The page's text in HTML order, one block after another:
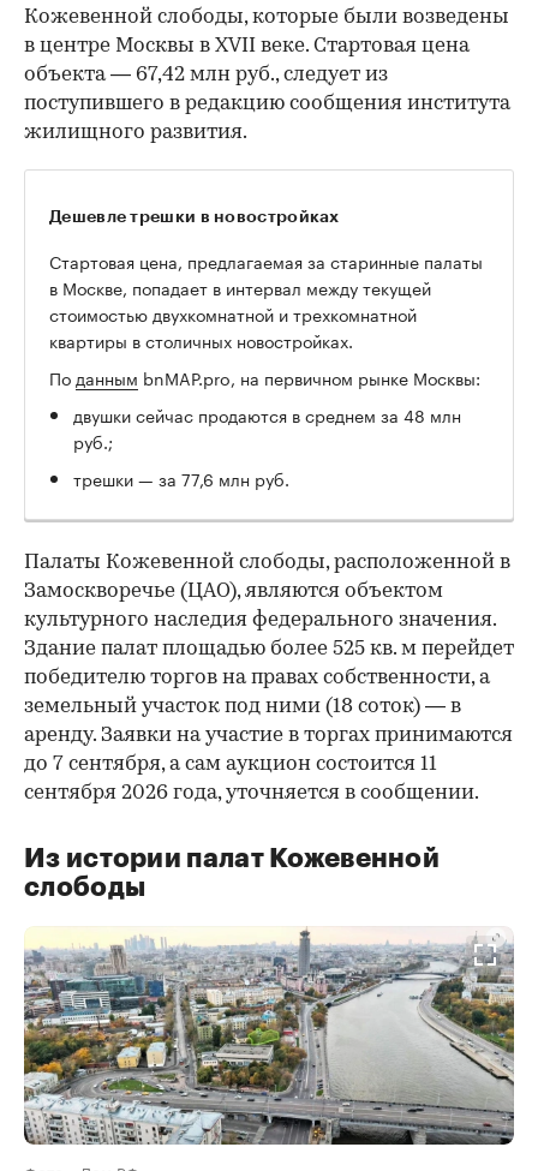
Кожевенной слободы, которые были возведены
в центре Москвы в XVII веке. Стартовая цена
объекта — 67,42 млн руб., следует из
поступившего в редакцию сообщения института
жилищного развития.
Дешевле трешки в новостройках
Стартовая цена, предлагаемая за старинные палаты
в Москве, попадает в интервал между текущей
стоимостью двухкомнатной и трехкомнатной
квартиры в столичных новостройках.
По данным bnMAP.pro, на первичном рынке Москвы:
двушки сейчас продаются в среднем за 48 млн
руб.;
трешки — за 77,6 млн руб.
Палаты Кожевенной слободы, расположенной в
Замоскворечье (ЦАО), являются объектом
культурного наследия федерального значения.
Здание палат площадью более 525 кв. м перейдет
победителю торгов на правах собственности, а
земельный участок под ними (18 соток) — в
аренду. Заявки на участие в торгах принимаются
до 7 сентября, а сам аукцион состоится 11
сентября 2026 года, уточняется в сообщении.
00:00 / 00:00
Из истории палат Кожевенной
слободы